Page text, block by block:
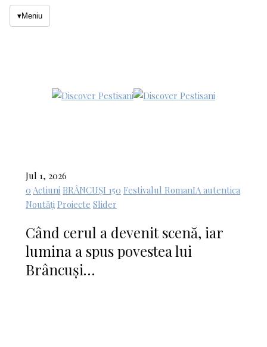
▾Meniu
Jul 1, 2026
0 Actiuni BRÂNCUȘI 150 Festivalul RomanIA autentica
Noutăți Proiecte Slider
Când cerul a devenit scenă, iar
lumina a spus povestea lui
Brâncuși…